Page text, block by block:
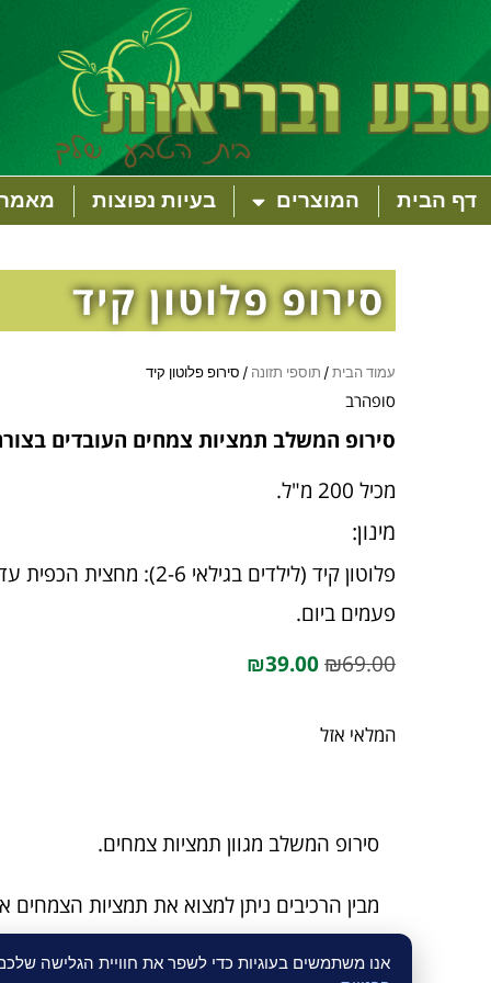
דף הבית המוצרים בעיות נפוצות
סירופ פלוטון קיד
עמוד הבית/ תוספי תזונה / סירופ פלוטון קיד
סופהרב
סירופ המשלב תמציות צמחים העובדים
מכיל 200 מ"ל.
מינון:
פעמים ביום.
₪69.00
₪39.00
המלאי אזל
סירופ המשלב מגוון תמציות צמחים.
מבין הרכיבים ניתן למצוא את תמציות הצמחים
אנו משתמשים בעוגיות כדי לשפר את חוויית הגלישה